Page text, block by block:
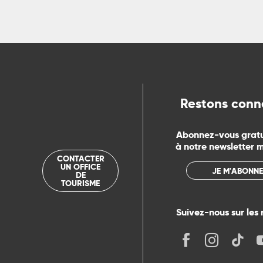
CONTACTER
UN OFFICE
DE
TOURISME
Restons
Abonnez-vous
à notre newsletter
JE M'ABONNE
Suivez-nous sur les